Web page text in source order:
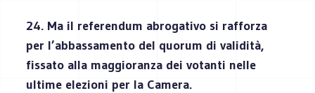
24. Ma il referendum abrogativo si rafforza
per l’abbassamento del quorum di validità,
fissato alla maggioranza dei votanti nelle
ultime elezioni per la Camera.